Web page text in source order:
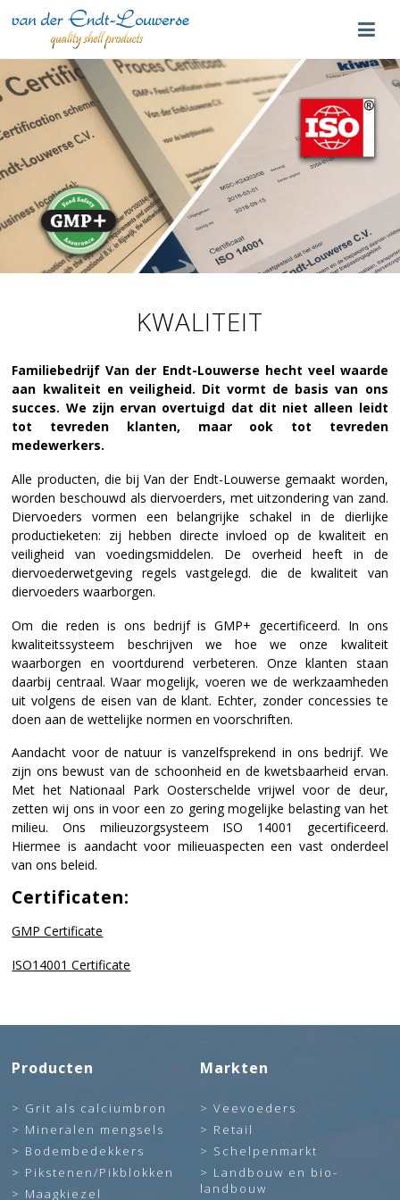
KWALITEIT
Familiebedrijf Van der Endt-Louwerse hecht veel waarde
aan kwaliteit en veiligheid. Dit vormt de basis van ons
succes. We zijn ervan overtuigd dat dit niet alleen leidt
tot tevreden klanten, maar ook tot tevreden
medewerkers.
Alle producten, die bij Van der Endt-Louwerse gemaakt worden,
worden beschouwd als diervoerders, met uitzondering van zand.
Diervoeders vormen een belangrijke schakel in de dierlijke
productieketen: zij hebben directe invloed op de kwaliteit en
veiligheid van voedingsmiddelen. De overheid heeft in de
diervoederwetgeving regels vastgelegd. die de kwaliteit van
diervoeders waarborgen.
Om die reden is ons bedrijf is GMP+ gecertificeerd. In ons
kwaliteitssysteem beschrijven we hoe we onze kwaliteit
waarborgen en voortdurend verbeteren. Onze klanten staan
daarbij centraal. Waar mogelijk, voeren we de werkzaamheden
uit volgens de eisen van de klant. Echter, zonder concessies te
doen aan de wettelijke normen en voorschriften.
Aandacht voor de natuur is vanzelfsprekend in ons bedrijf. We
zijn ons bewust van de schoonheid en de kwetsbaarheid ervan.
Met het Nationaal Park Oosterschelde vrijwel voor de deur,
zetten wij ons in voor een zo gering mogelijke belasting van het
milieu. Ons milieuzorgsysteem ISO 14001 gecertificeerd.
Hiermee is aandacht voor milieuaspecten een vast onderdeel
van ons beleid.
Certificaten:
GMP Certificate
ISO14001 Certificate
Producten
Grit als calciumbron
Mineralen mengsels
Bodembedekkers
Pikstenen/Pikblokken
Maagkiezel
Markten
Veevoeders
Retail
Schelpenmarkt
Landbouw en bio-
landbouw